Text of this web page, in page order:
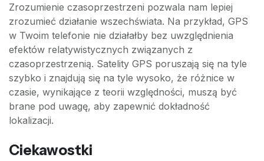
Zrozumienie czasoprzestrzeni pozwala nam lepiej
zrozumieć działanie wszechświata. Na przykład, GPS
w Twoim telefonie nie działałby bez uwzględnienia
efektów relatywistycznych związanych z
czasoprzestrzenią. Satelity GPS poruszają się na tyle
szybko i znajdują się na tyle wysoko, że różnice w
czasie, wynikające z teorii względności, muszą być
brane pod uwagę, aby zapewnić dokładność
lokalizacji.
Ciekawostki